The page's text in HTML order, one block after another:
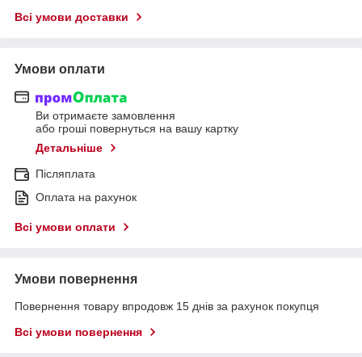
Всі умови доставки
Умови оплати
Ви отримаєте замовлення
або гроші повернуться на вашу картку
Детальніше
Післяплата
Оплата на рахунок
Всі умови оплати
Умови повернення
Повернення товару впродовж 15 днів за рахунок покупця
Всі умови повернення